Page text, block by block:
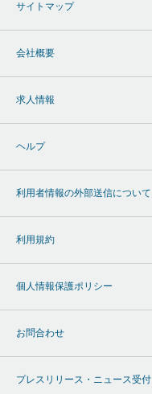
サイトマップ
会社概要
求人情報
ヘルプ
利用者情報の外部送信について
利用規約
個人情報保護ポリシー
お問合わせ
プレスリリース・ニュース受付